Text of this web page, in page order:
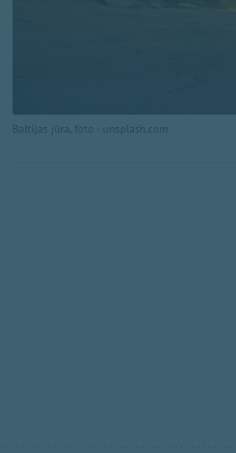
Baltijas jūra, foto - unsplash.com